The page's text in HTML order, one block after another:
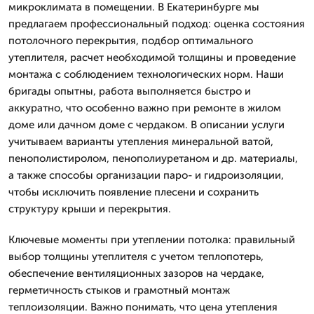
микроклимата в помещении. В Екатеринбурге мы
предлагаем профессиональный подход: оценка состояния
потолочного перекрытия, подбор оптимального
утеплителя, расчет необходимой толщины и проведение
монтажа с соблюдением технологических норм. Наши
бригады опытны, работа выполняется быстро и
аккуратно, что особенно важно при ремонте в жилом
доме или дачном доме с чердаком. В описании услуги
учитываем варианты утепления минеральной ватой,
пенополистиролом, пенополиуретаном и др. материалы,
а также способы организации паро- и гидроизоляции,
чтобы исключить появление плесени и сохранить
структуру крыши и перекрытия.
Ключевые моменты при утеплении потолка: правильный
выбор толщины утеплителя с учетом теплопотерь,
обеспечение вентиляционных зазоров на чердаке,
герметичность стыков и грамотный монтаж
теплоизоляции. Важно понимать, что цена утепления